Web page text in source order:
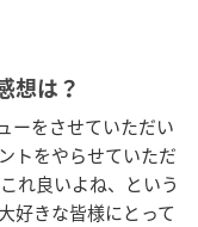
想は？
ーをさせていただい
トをやらせていただ
れ良いよね、という
好きな皆様にとって